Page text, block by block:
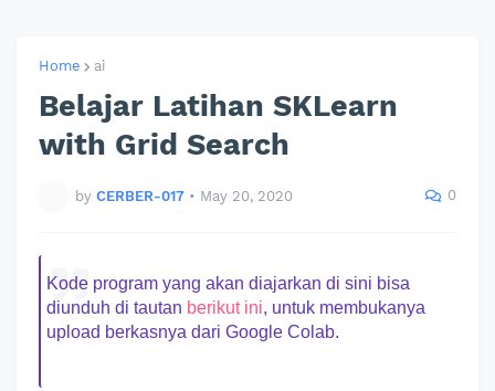
Home ai
Belajar Latihan SKLearn
with Grid Search
by CERBER-017 • May 20, 2020 0
Kode program yang akan diajarkan di sini bisa
diunduh di tautan berikut ini, untuk membukanya
upload berkasnya dari Google Colab.